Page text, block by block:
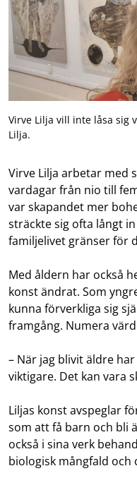
Virve Lilja vill inte låsa sig
Lilja.
Virve Lilja arbetar med
vardagar från nio till
var skapandet mer
sträckte sig ofta långt
familjelivet gränser för
Med åldern har också
konst ändrat. Som
kunna förverkliga sig
framgång. Numera
– När jag blivit äldre
viktigare. Det kan vara
Liljas konst avspeglar
som att få barn och bli
också i sina verk
biologisk mångfald och